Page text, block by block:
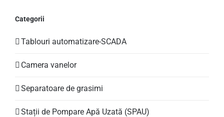
Categorii
Tablouri automatizare-SCADA
Camera vanelor
Separatoare de grasimi
Stații de Pompare Apă Uzată (SPAU)